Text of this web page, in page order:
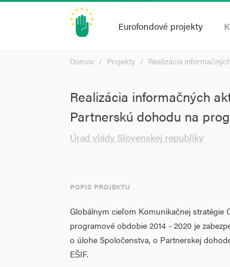
Eurofondové projekty
Domov Projekty Realizácia
Realizácia informačných
Partnerskú dohodu na
Úrad vlády Slovenskej republiky
POPIS PROJEKTU
Globálnym cieľom Komunikačnej stratégie
programové obdobie 2014 - 2020 je
o úlohe Spoločenstva, o Partnerskej
EŠIF.